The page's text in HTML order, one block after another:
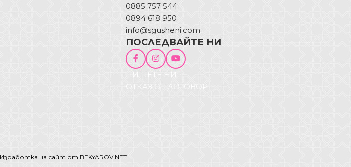
0885 757 544
0894 618 950
info@sgusheni.com
ПОСЛЕДВАЙТЕ НИ
Изработка на сайт от BEKYAROV.NET